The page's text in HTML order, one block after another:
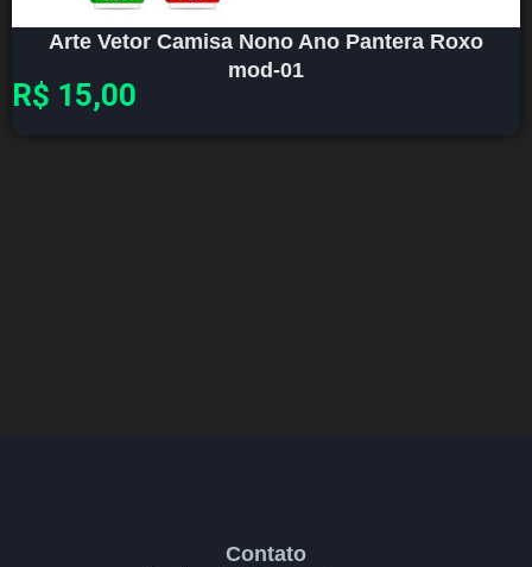
Arte Vetor Camisa Nono Ano Pantera Roxo
mod-01
R$ 15,00
Contato